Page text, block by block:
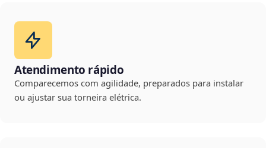
Atendimento rápido
Comparecemos com agilidade, preparados para instalar
ou ajustar sua torneira elétrica.